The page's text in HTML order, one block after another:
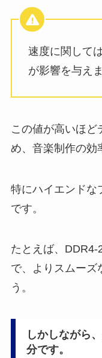
速度に関して
が影響を与えま
この値が高いほど
め、音楽制作の効
特にハイエンドな
です。
たとえば、DDR4-
で、よりスムーズ
う。
しかしながら
分です。